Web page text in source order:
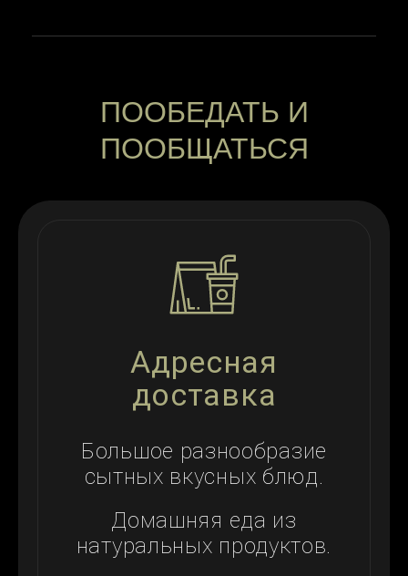
ПООБЕДАТЬ И
ПООБЩАТЬСЯ
Адресная
доставка
Большое разнообразие
сытных вкусных блюд.
Домашняя еда из
натуральных продуктов.